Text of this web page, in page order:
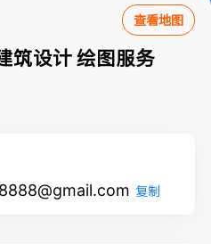
查看地图
设计 绘图服务
复制